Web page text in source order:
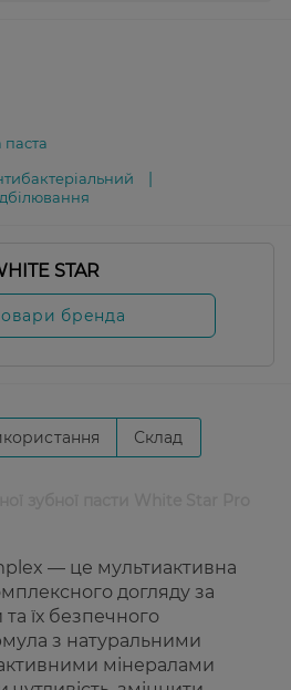
паста
STAR
бренда
Склад
— це мультиактивна
догляду за
їх безпечного
з натуральними
мінералами